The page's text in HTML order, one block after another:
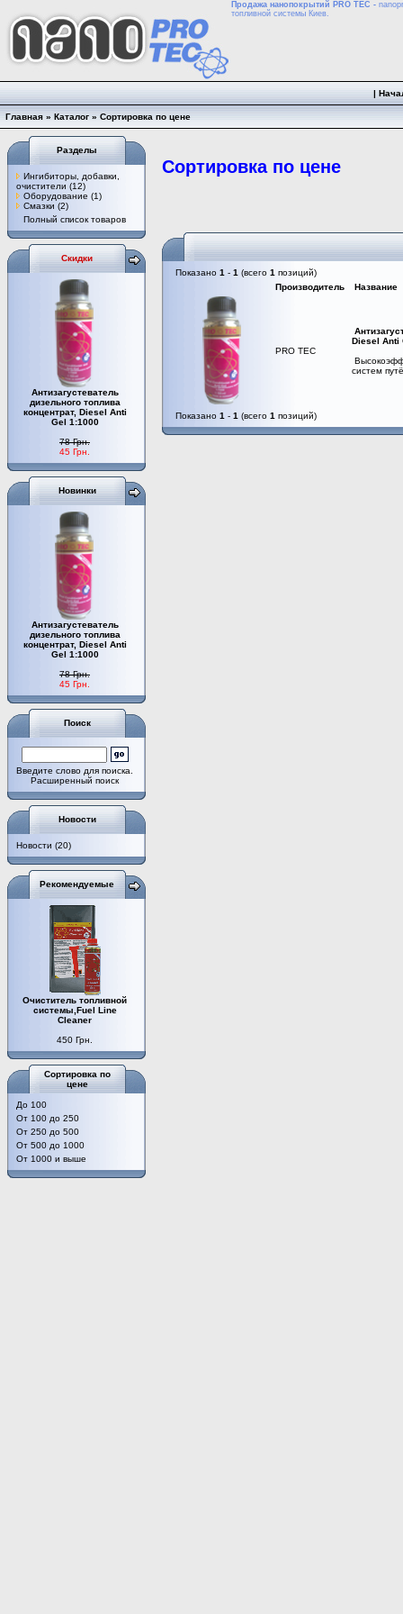
Продажа нанопокрытий PRO TEC -
топливной системы Киев.
|
Главная » Каталог » Сортировка по цене
Разделы
Ингибиторы, добавки,
очистители (12)
Оборудование (1)
Смазки (2)
Полный список товаров
Скидки
Антизагустеватель
дизельного топлива
концентрат, Diesel Anti
Gel 1:1000
78 Грн.
45 Грн.
Новинки
Антизагустеватель
дизельного топлива
концентрат, Diesel Anti
Gel 1:1000
78 Грн.
45 Грн.
Поиск
Введите слово для поиска.
Расширенный поиск
Новости
Новости (20)
Рекомендуемые
Очиститель топливной
системы,Fuel Line
Cleaner
450 Грн.
Сортировка по
цене
До 100
От 100 до 250
От 250 до 500
От 500 до 1000
От 1000 и выше
Сортировка по цене
Показано 1 - 1 (всего 1 позиций)
Производитель
Название
PRO TEC
Diesel Anti
систем
Показано 1 - 1 (всего 1 позиций)